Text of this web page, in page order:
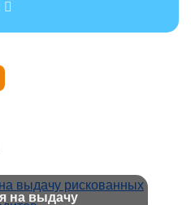
на выдачу